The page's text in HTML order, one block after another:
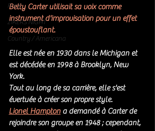
Rock
ZIKERS NIGHT
Country / Americana
Betty Carter utilisait sa voix comme
instrument d'improvisation pour un effet
époustouflant.
Elle est née en 1930 dans le Michigan et
est décédée en 1998 à Brooklyn, New
York.
Tout au long de sa carrière, elle s'est
évertuée à créer son propre style.
Lionel Hampton a demandé à Carter de
rejoindre son groupe en 1948 ; cependant,